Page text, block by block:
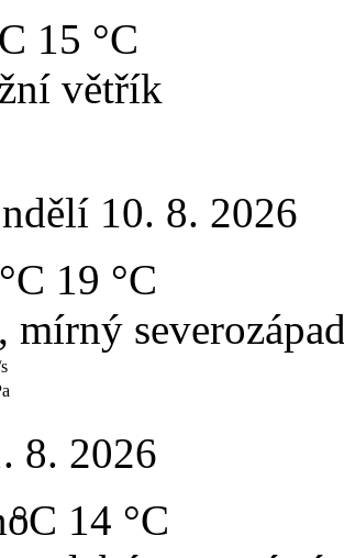
15 °C
větřík
10. 8. 2026
19 °C
mírný
8. 2026
14 °C